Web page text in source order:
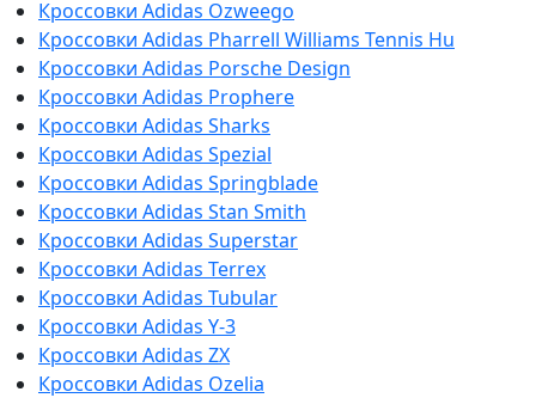
Кроссовки Adidas Ozweego
Кроссовки Adidas Pharrell Williams Tennis Hu
Кроссовки Adidas Porsche Design
Кроссовки Adidas Prophere
Кроссовки Adidas Sharks
Кроссовки Adidas Spezial
Кроссовки Adidas Springblade
Кроссовки Adidas Stan Smith
Кроссовки Adidas Superstar
Кроссовки Adidas Terrex
Кроссовки Adidas Tubular
Кроссовки Adidas Y-3
Кроссовки Adidas ZX
Кроссовки Adidas Ozelia